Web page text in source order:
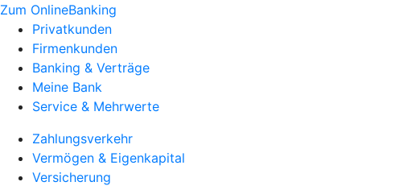
Zum OnlineBanking
Privatkunden
Firmenkunden
Banking & Verträge
Meine Bank
Service & Mehrwerte
Zahlungsverkehr
Vermögen & Eigenkapital
Versicherung